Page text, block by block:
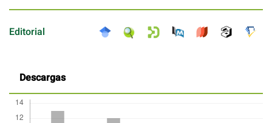
Editorial
Descargas